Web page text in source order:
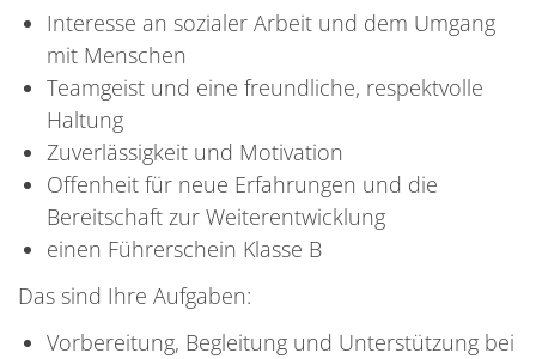
Interesse an sozialer Arbeit und dem Umgang
mit Menschen
Teamgeist und eine freundliche, respektvolle
Haltung
Zuverlässigkeit und Motivation
Offenheit für neue Erfahrungen und die
Bereitschaft zur Weiterentwicklung
einen Führerschein Klasse B
Das sind Ihre Aufgaben:
Vorbereitung, Begleitung und Unterstützung bei